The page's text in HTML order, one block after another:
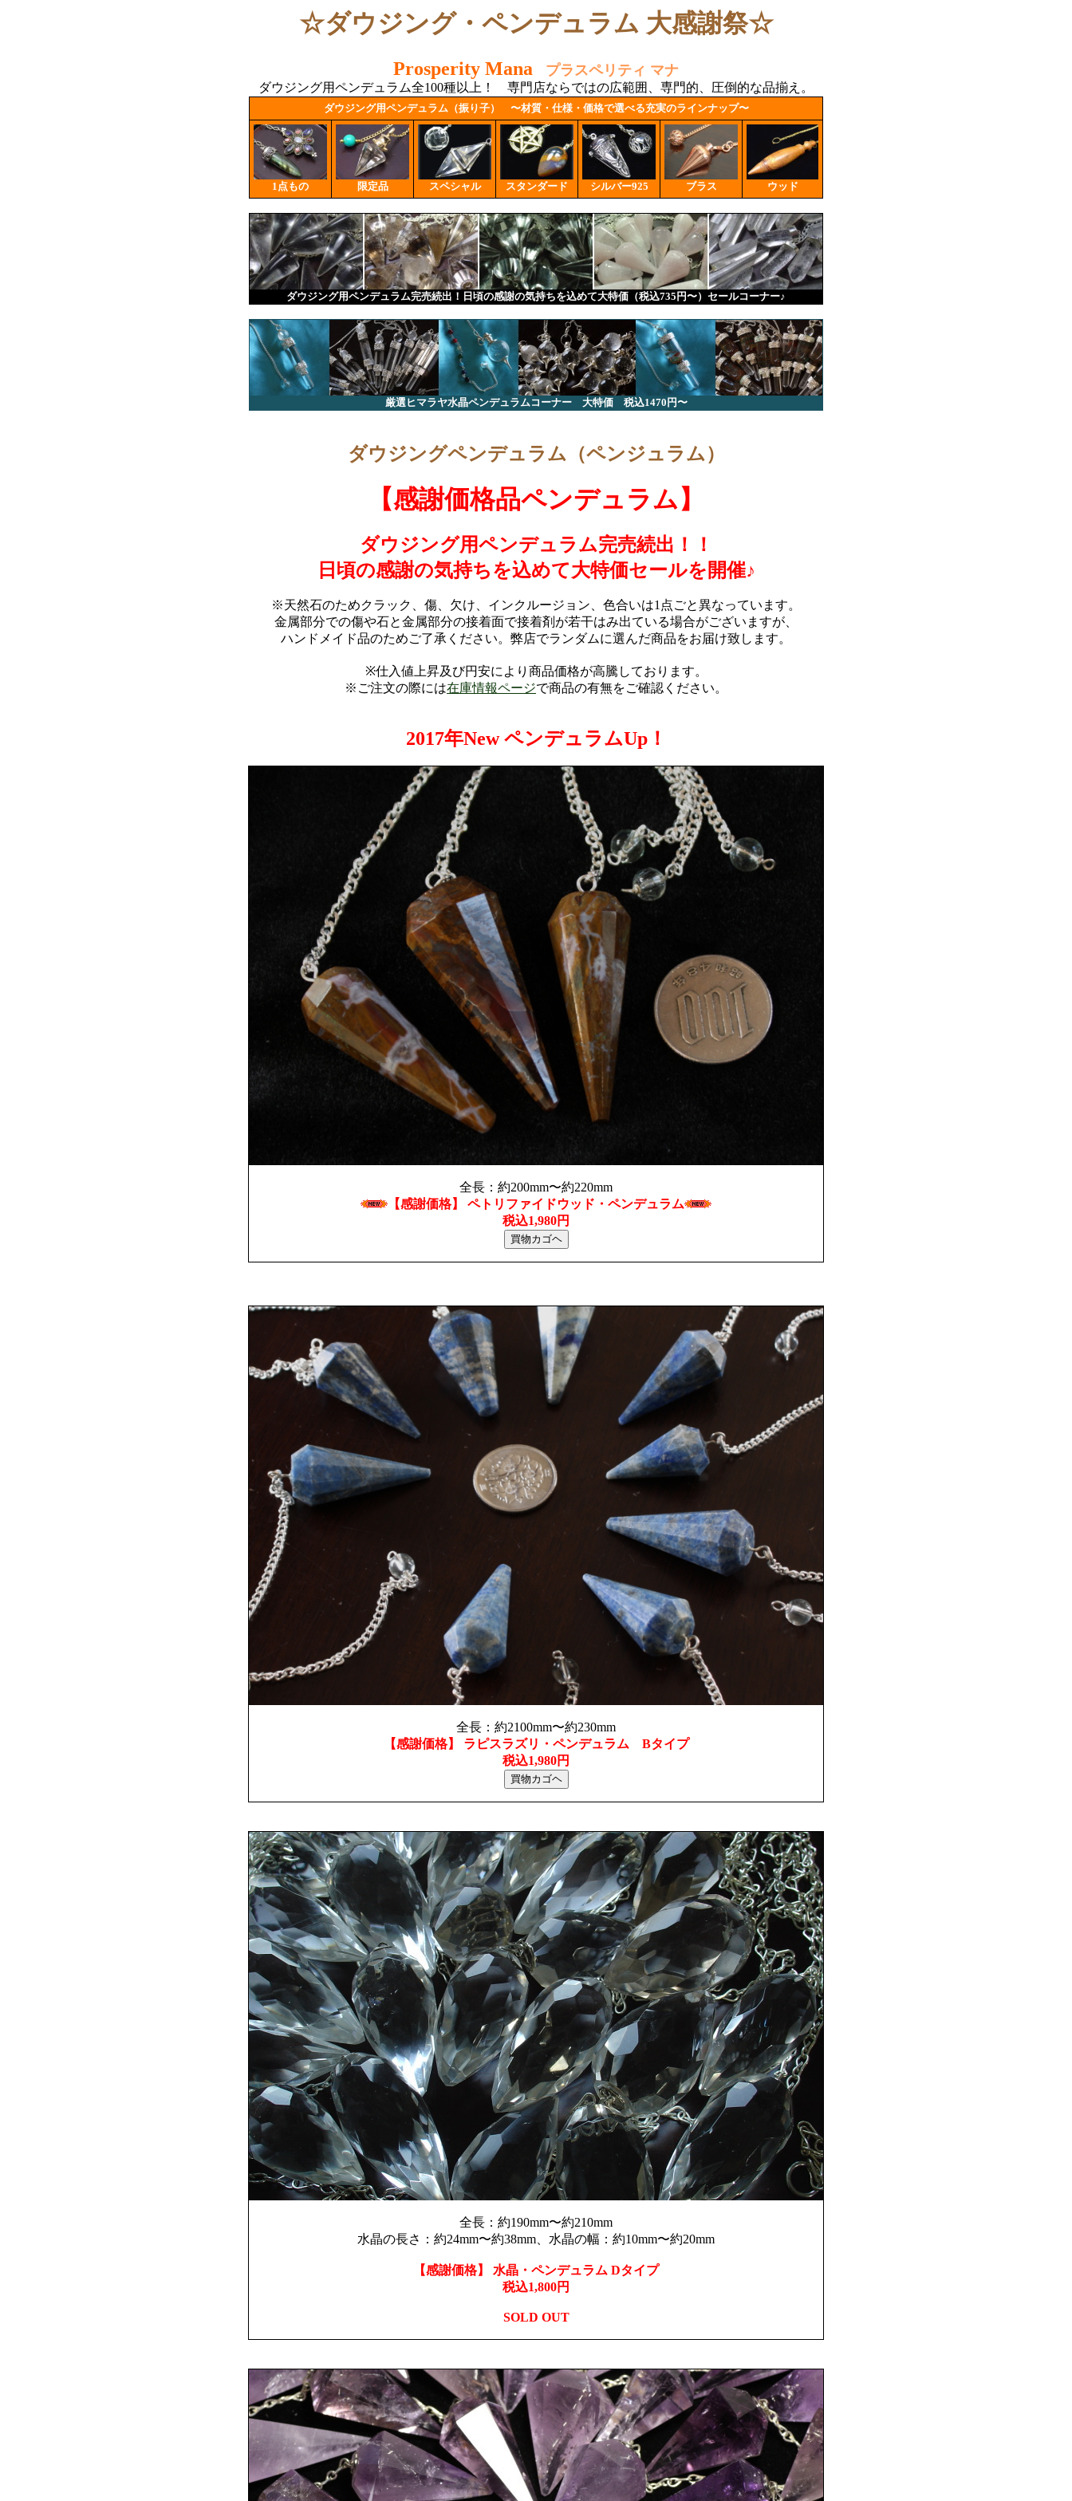
☆ダウジング・ペンデュラム 大感謝祭☆
Prosperity Mana プラスペリティ マナ
ダウジング用ペンデュラム全100種以上！ 専門店ならではの広範囲、専門的、圧倒的な品揃え。
ダウジング用ペンデュラム（振り子） 〜材質・仕様・価格で選べる充実のラインナップ〜
1点もの 限定品 スペシャル スタンダード シルバー925 ブラス ウッド
ダウジング用ペンデュラム完売続出！日頃の感謝の気持ちを込めて大特価（税込735円〜）セールコーナー♪
厳選ヒマラヤ水晶ペンデュラムコーナー 大特価 税込1470円〜
ダウジングペンデュラム（ペンジュラム）
【感謝価格品ペンデュラム】
ダウジング用ペンデュラム完売続出！！
日頃の感謝の気持ちを込めて大特価セールを開催♪
※天然石のためクラック、傷、欠け、インクルージョン、色合いは1点ごと異なっています。
金属部分での傷や石と金属部分の接着面で接着剤が若干はみ出ている場合がございますが、
ハンドメイド品のためご了承ください。弊店でランダムに選んだ商品をお届け致します。
※仕入値上昇及び円安により商品価格が高騰しております。
※ご注文の際には在庫情報ページで商品の有無をご確認ください。
2017年New ペンデュラムUp！
全長：約200mm〜約220mm
【感謝価格】 ペトリファイドウッド・ペンデュラム
税込1,980円
全長：約2100mm〜約230mm
【感謝価格】 ラピスラズリ・ペンデュラム Bタイプ
税込1,980円
全長：約190mm〜約210mm
水晶の長さ：約24mm〜約38mm、水晶の幅：約10mm〜約20mm
【感謝価格】 水晶・ペンデュラム Dタイプ
税込1,800円
SOLD OUT